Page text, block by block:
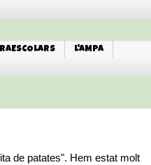
L'AMPA
de patates". Hem estat molt